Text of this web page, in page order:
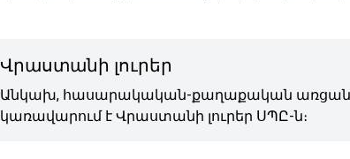
Վրաստանի լուրեր
Անկախ, հասարակական-քաղաքական առցանց
կառավարում է Վրաստանի լուրեր ՍՊԸ-ն։